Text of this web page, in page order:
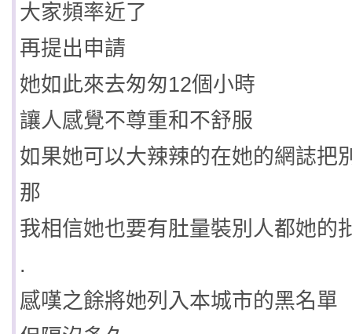
大家頻率近了
再提出申請
她如此來去匆匆12個小時
讓人感覺不尊重和不舒服
如果她可以大辣辣的在她的網誌把
那
我相信她也要有肚量裝別人都她的
.
感嘆之餘將她列入本城市的黑名單